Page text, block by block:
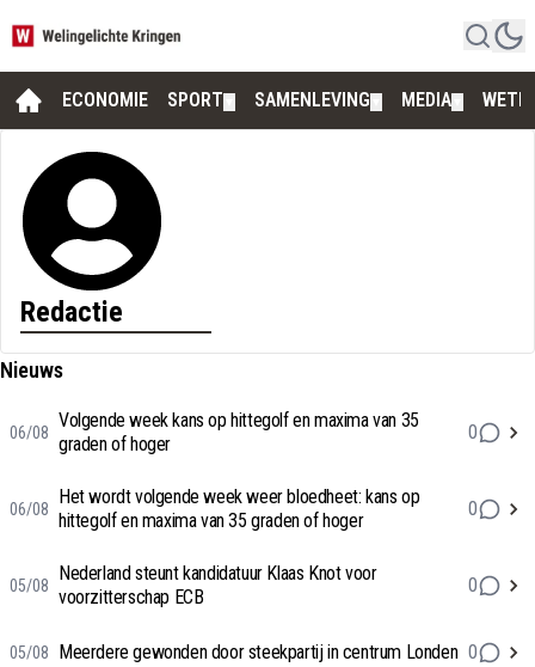
ECONOMIE SPORT SAMENLEVING MEDIA
Redactie
Nieuws
06/08
Volgende week kans op hittegolf en maxima van 35
graden of hoger
0
06/08
Het wordt volgende week weer bloedheet: kans op
hittegolf en maxima van 35 graden of hoger
0
05/08
Nederland steunt kandidatuur Klaas Knot voor
voorzitterschap ECB
0
05/08 Meerdere gewonden door steekpartij in centrum Londen 0